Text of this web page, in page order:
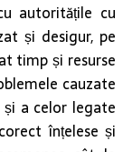
autoritățile cu
și desigur, pe
timp și resurse
cauzate
a celor legate
înțelese și